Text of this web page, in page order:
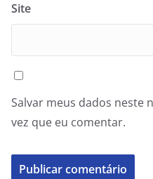
Site
Salvar meus dados neste
vez que eu comentar.